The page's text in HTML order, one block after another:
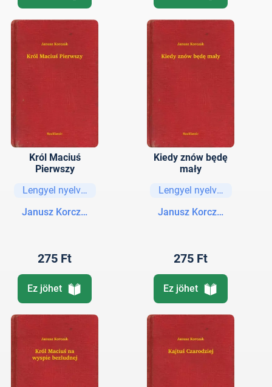
Król Maciuś
Pierwszy
Lengyel nyelvű könyvek
Janusz Korczak
275 Ft
Ez jöhet
Kiedy znów będę
mały
Lengyel nyelvű könyvek
Janusz Korczak
275 Ft
Ez jöhet